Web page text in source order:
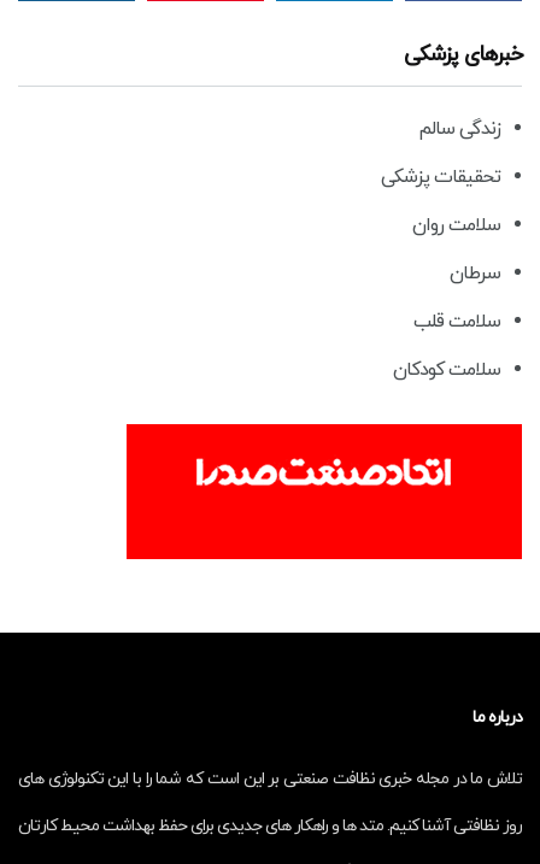
خبرهای پزشکی
زندگی سالم
تحقیقات پزشکی
سلامت روان
سرطان
سلامت قلب
سلامت کودکان
درباره ما
تلاش ما در مجله خبری نظافت صنعتی بر این است که شما را با این تکنولوژی های
روز نظافتی آشنا کنیم. متد ها و راهکار های جدیدی برای حفظ بهداشت محیط کارتان